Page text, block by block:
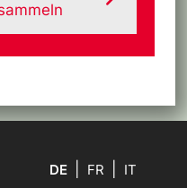
DE FR IT